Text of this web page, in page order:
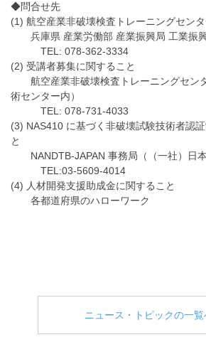
◆問合せ先
(1) 航空産業非破壊検査トレーニングセン
兵庫県 産業労働部 産業振興局 工業振
TEL: 078-362-3334
(2) 受講者募集に関すること
航空産業非破壊検査トレーニングセン
術センター内）
TEL: 078-731-4033
(3) NAS410 に基づく非破壊試験技術者認
と
NANDTB-JAPAN 事務局（（一社）日本
TEL:03-5609-4014
(4) 人材開発支援助成金に関すること
各都道府県のハローワーク
ニュース・トピックの一覧